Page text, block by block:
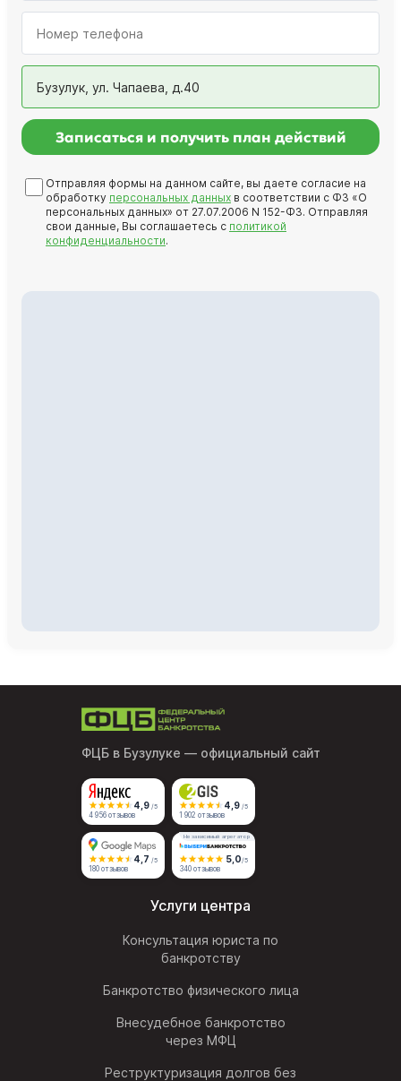
Бузулук, ул. Чапаева, д.40
Записаться и получить план действий
Отправляя формы на данном сайте, вы даете согласие на
обработку персональных данных в соответствии с ФЗ «О
персональных данных» от 27.07.2006 N 152-ФЗ. Отправляя
свои данные, Вы соглашаетесь с политикой
конфиденциальности.
ФЦБ в Бузулуке — официальный сайт
4,9 /5
4 956 отзывов
4,9 /5
1 902 отзывов
4,7 /5
180 отзывов
Независимый агрегатор
5,0/5
340 отзывов
Услуги центра
Консультация юриста по
банкротству
Банкротство физического лица
Внесудебное банкротство
через МФЦ
Реструктуризация долгов без